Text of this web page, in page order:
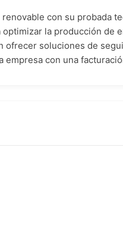
con su probada
la producción de
soluciones de
con una